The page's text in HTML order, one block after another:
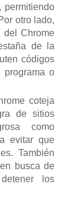
permitiendo
otro lado,
del Chrome
de la
códigos
programa o
coteja
de sitios
como
evitar que
También
busca de
los